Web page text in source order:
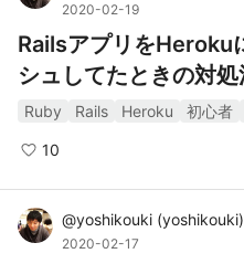
2020-02-19
RailsアプリをHeroku
シュしてたときの対処
Ruby Rails Heroku 初心者
10
@yoshikouki (yoshikouki)
2020-02-17